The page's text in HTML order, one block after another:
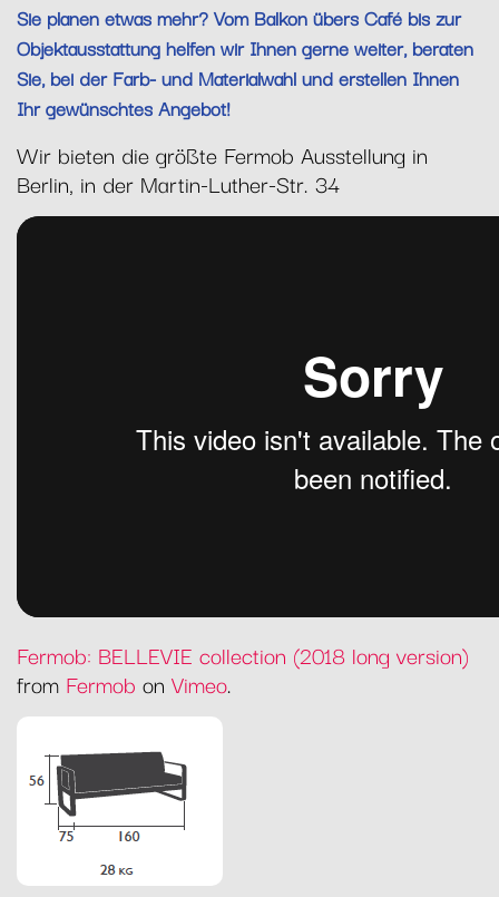
Sie planen etwas mehr? Vom Balkon übers Café bis zur
Objektausstattung helfen wir Ihnen gerne weiter, beraten
Sie, bei der Farb- und Materialwahl und erstellen Ihnen
Ihr gewünschtes Angebot!
Wir bieten die größte Fermob Ausstellung in
Berlin, in der Martin-Luther-Str. 34
Fermob: BELLEVIE collection (2018 long version)
from Fermob on Vimeo.